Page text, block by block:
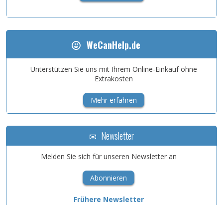
WeCanHelp.de
Unterstützen Sie uns mit Ihrem Online-Einkauf ohne
Extrakosten
Mehr erfahren
Newsletter
Melden Sie sich für unseren Newsletter an
Abonnieren
Frühere Newsletter